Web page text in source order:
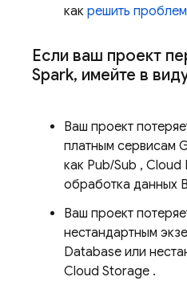
как решить
Если ваш проект
Spark, имейте в
Ваш проект
платным сервисам
как Pub/Sub , Cloud
обработка данных
Ваш проект
нестандартным
Database или
Cloud Storage .